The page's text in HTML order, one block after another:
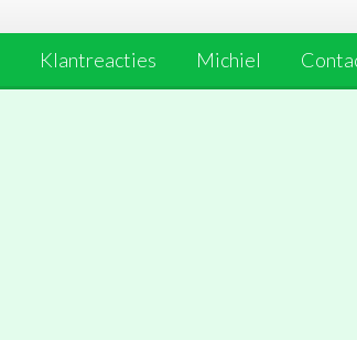
Klantreacties Michiel